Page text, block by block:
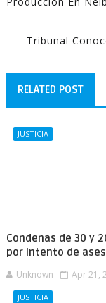
Tribunal
RELATED POST
JUSTICIA
Condenas de 30 y
por intento de
Unknown Apr 21,
JUSTICIA